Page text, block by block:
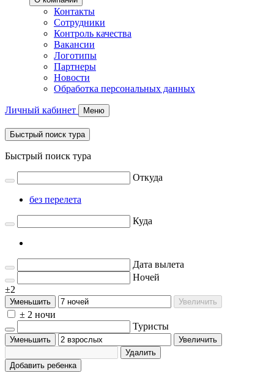
Контакты
Сотрудники
Контроль качества
Вакансии
Логотипы
Партнеры
Новости
Обработка персональных данных
Личный кабинет Меню
Быстрый поиск тура
Быстрый поиск тура
Откуда
без перелета
Куда
Дата вылета
Ночей
±2
Уменьшить Увеличить
± 2 ночи
Туристы
Уменьшить
Увеличить
Удалить
Добавить ребенка